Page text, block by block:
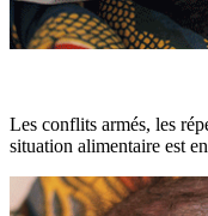
Les conflits armés, les
situation alimentaire est